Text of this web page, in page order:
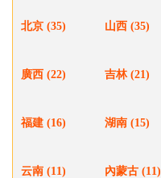
北京 (35) 山西 (35)
廣西 (22) 吉林 (21)
福建 (16) 湖南 (15)
云南 (11) 內蒙古 (11)